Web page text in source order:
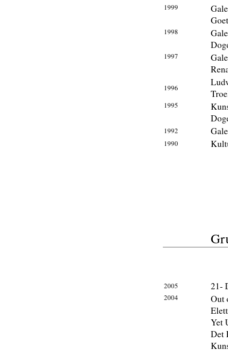
1999
1998
1997
1996
1995
1992
1990
2005 21-
2004
Out
Yet
Det